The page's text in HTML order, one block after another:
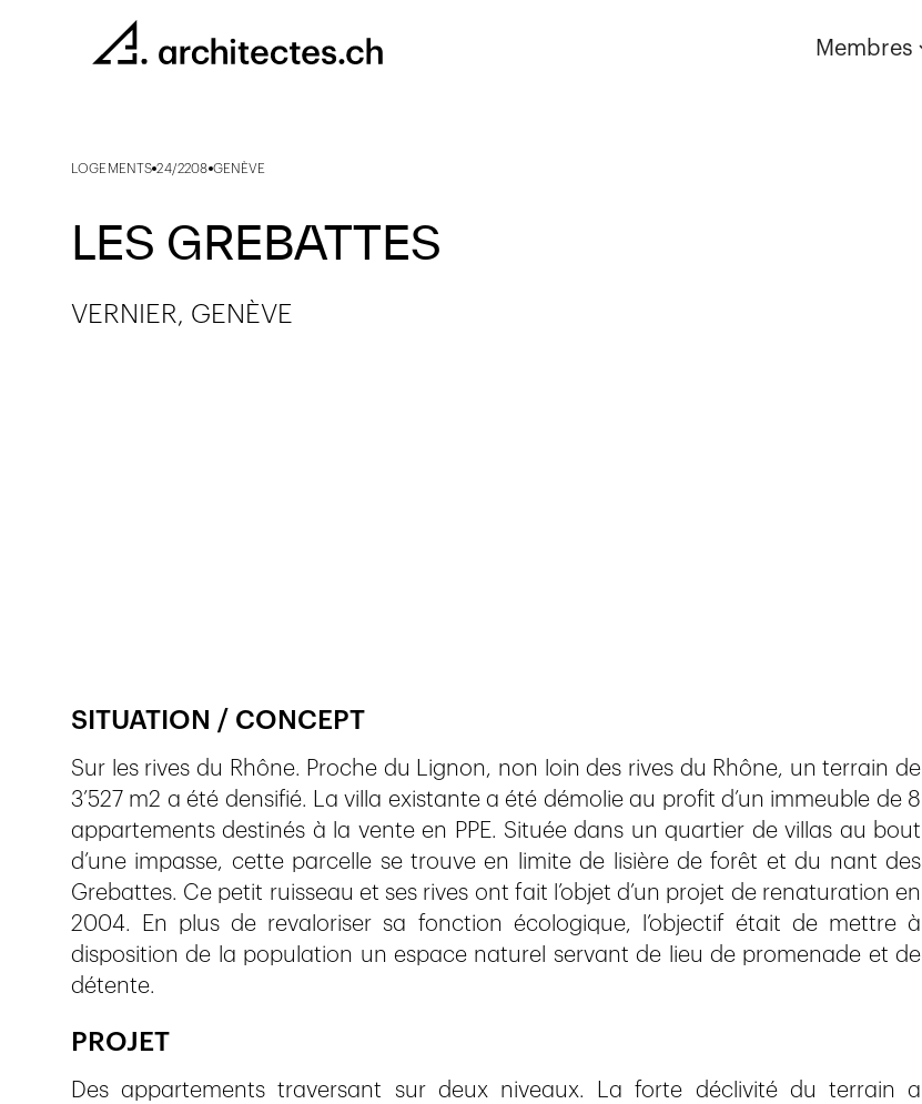
Membres
LOGEMENTS 24/2208 GENÈVE
LES GREBATTES
VERNIER, GENÈVE
SITUATION / CONCEPT
Sur les rives du Rhône. Proche du Lignon, non loin des rives du Rhône, un terrain de
3’527 m2 a été densifié. La villa existante a été démolie au profit d’un immeuble de 8
appartements destinés à la vente en PPE. Située dans un quartier de villas au bout
d’une impasse, cette parcelle se trouve en limite de lisière de forêt et du nant des
Grebattes. Ce petit ruisseau et ses rives ont fait l’objet d’un projet de renaturation en
2004. En plus de revaloriser sa fonction écologique, l’objectif était de mettre à
disposition de la population un espace naturel servant de lieu de promenade et de
détente.
PROJET
Des appartements traversant sur deux niveaux. La forte déclivité du terrain a